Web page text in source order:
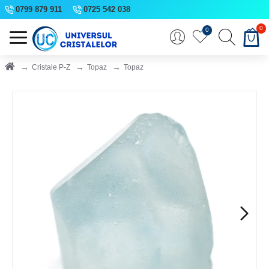
0799 879 911 0725 542 038
0 0
Cristale P-Z Topaz Topaz